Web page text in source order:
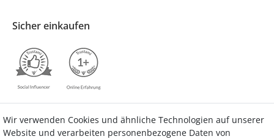
Sicher einkaufen
Vertrag widerrufen Kontakt
Wir verwenden Cookies und ähnliche Technologien auf unserer
Website und verarbeiten personenbezogene Daten von